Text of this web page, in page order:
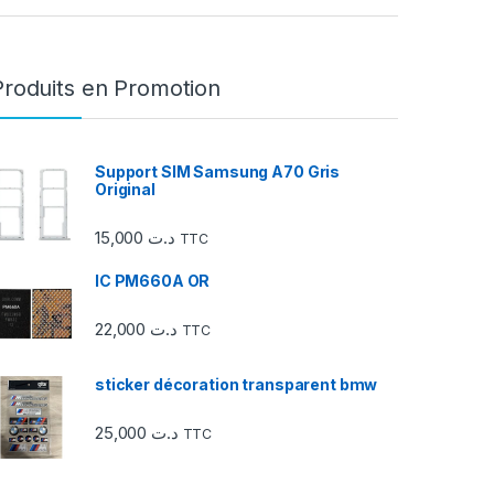
en Promotion
Support SIM Samsung A70 Gris
Original
د.ت TTC
IC PM660A OR
د.ت TTC
sticker décoration transparent bmw
د.ت TTC